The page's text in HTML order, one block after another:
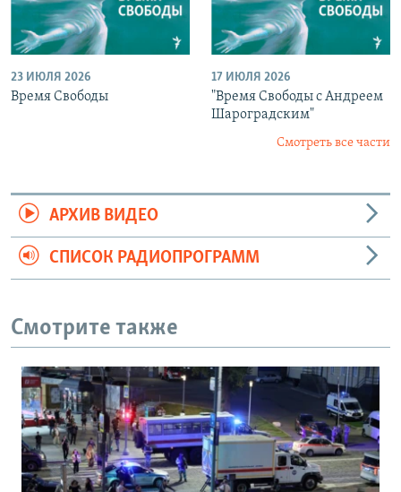
23 ИЮЛЯ 2026
Время Свободы
17 ИЮЛЯ 2026
"Время Свободы с Андреем
Шароградским"
Смотреть все части
АРХИВ ВИДЕО
СПИСОК РАДИОПРОГРАММ
Смотрите также